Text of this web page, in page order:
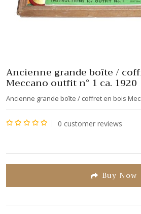
Ancienne grande boîte /
Meccano outfit n° 1 ca. 1920
Ancienne grande boîte / coffret en bois
0 customer reviews
Buy Now